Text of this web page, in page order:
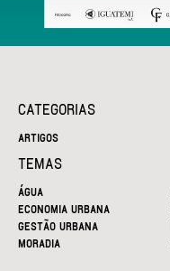
CATEGORIAS
ARTIGOS
TEMAS
ÁGUA
ECONOMIA URBANA
GESTÃO URBANA
MORADIA